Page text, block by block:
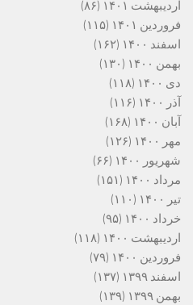
اردیبهشت ۱۴۰۱
(۸۶)
فروردین ۱۴۰۱
(۱۱۵)
اسفند ۱۴۰۰
(۱۶۲)
بهمن ۱۴۰۰
(۱۳۰)
دی ۱۴۰۰
(۱۱۸)
آذر ۱۴۰۰
(۱۱۶)
آبان ۱۴۰۰
(۱۶۸)
مهر ۱۴۰۰
(۱۲۶)
شهریور ۱۴۰۰
(۶۶)
مرداد ۱۴۰۰
(۱۵۱)
تیر ۱۴۰۰
(۱۱۰)
خرداد ۱۴۰۰
(۹۵)
اردیبهشت ۱۴۰۰
(۱۱۸)
فروردین ۱۴۰۰
(۷۹)
اسفند ۱۳۹۹
(۱۳۷)
بهمن ۱۳۹۹
(۱۳۹)